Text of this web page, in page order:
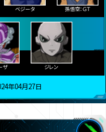
ベジータ 孫悟空：ＧＴ
ザ ジレン
年04月27日